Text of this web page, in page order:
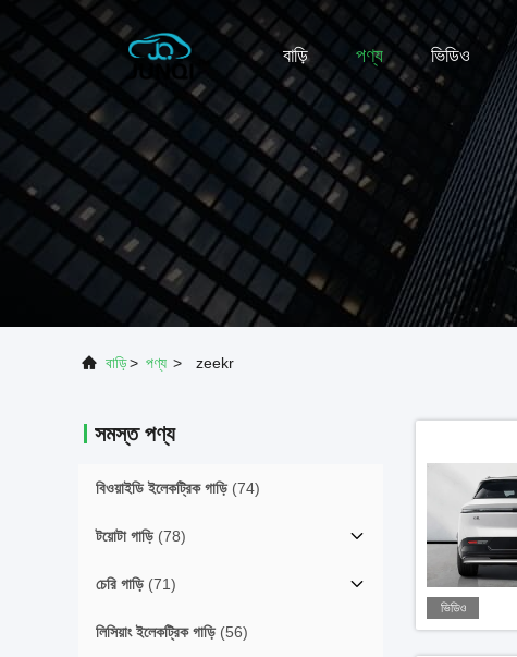
বাড়ি পণ্য ভিডিও
বাড়ি> পণ্য > zeekr
সমস্ত পণ্য
বিওয়াইডি ইলেকট্রিক গাড়ি (74)
টয়োটা গাড়ি (78)
চেরি গাড়ি (71)
লিসিয়াং ইলেকট্রিক গাড়ি (56)
ভিডিও